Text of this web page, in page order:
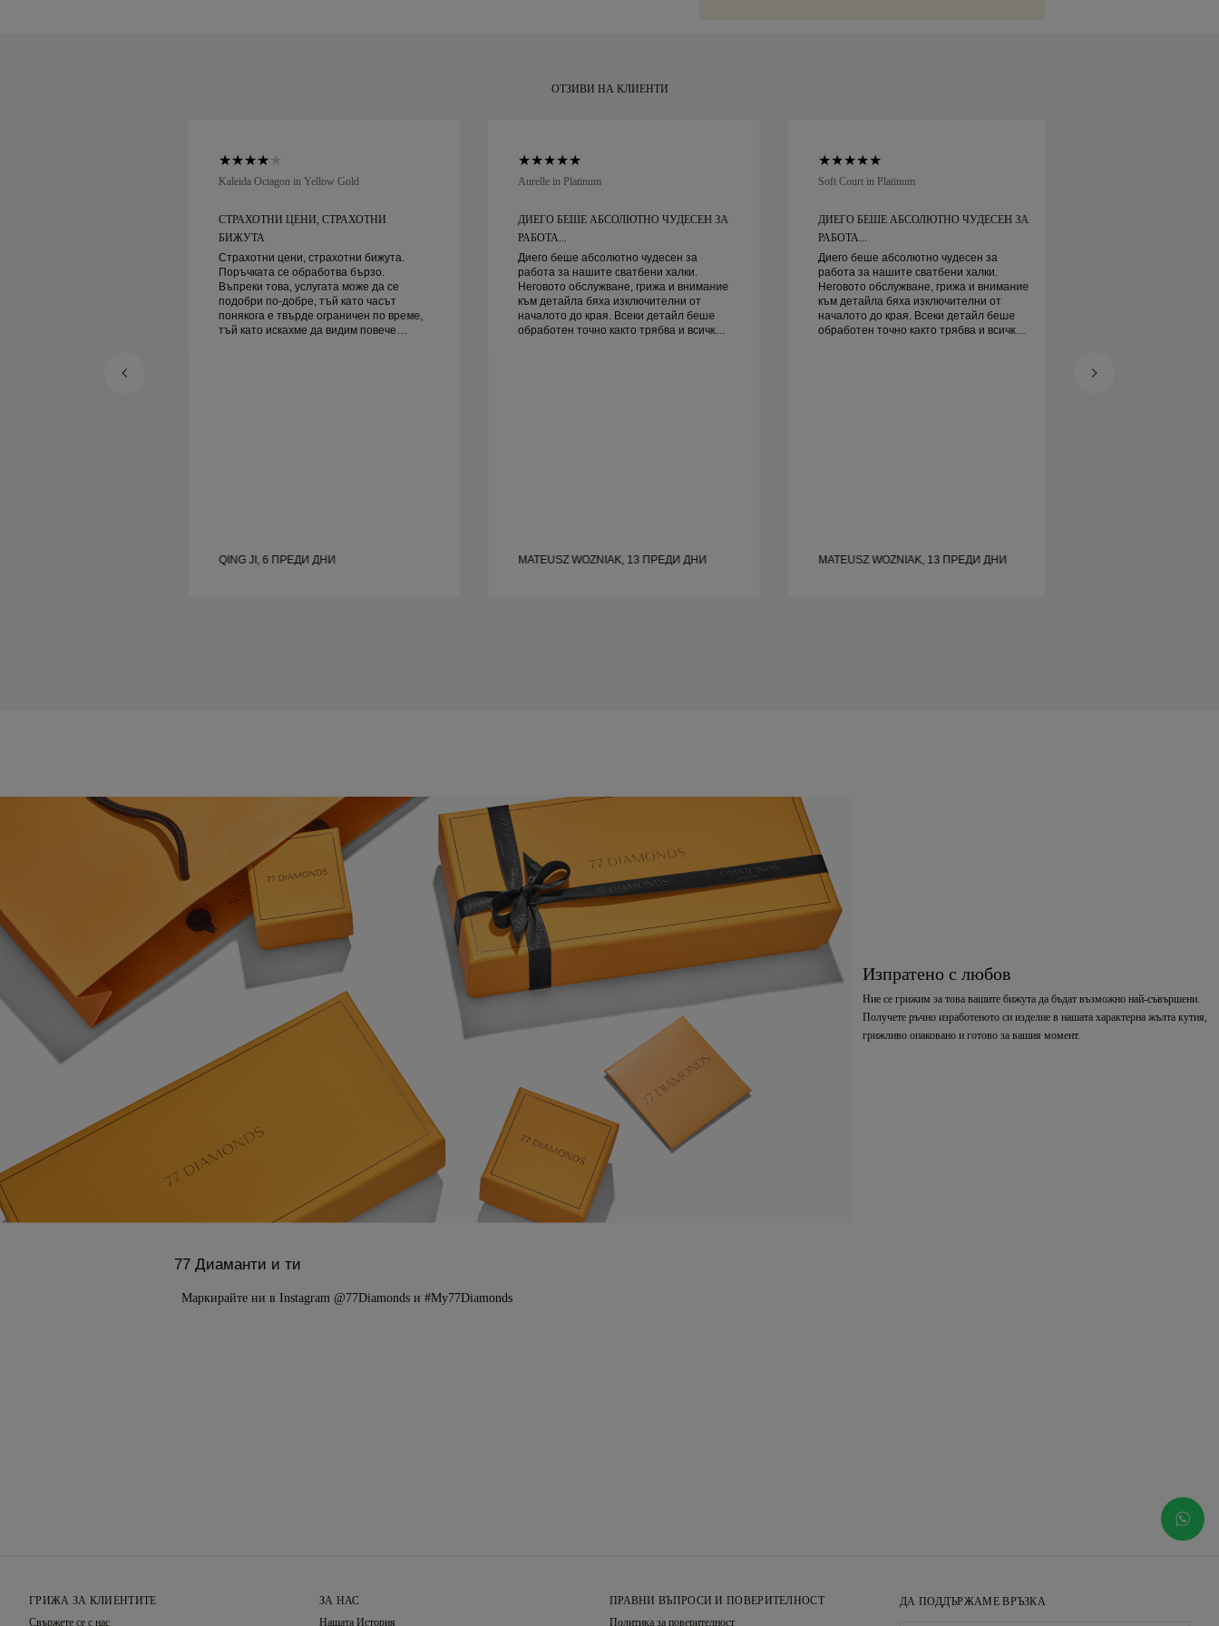
ОТЗИВИ НА КЛИЕНТИ
Kaleida Octagon in Yellow Gold
СТРАХОТНИ ЦЕНИ, СТРАХОТНИ
БИЖУТА
Страхотни цени, страхотни бижута.
Поръчката се обработва бързо.
Въпреки това, услугата може да се
подобри по-добре, тъй като часът
понякога е твърде ограничен по време,
тъй като искахме да видим повече
QING JI, 6 ПРЕДИ ДНИ
Aurelle in Platinum
ДИЕГО БЕШЕ АБСОЛЮТНО ЧУДЕСЕН ЗА
РАБОТА...
Диего беше абсолютно чудесен за
работа за нашите сватбени халки.
Неговото обслужване, грижа и внимание
към детайла бяха изключителни от
началото до края. Всеки детайл беше
обработен точно както трябва и всичко
MATEUSZ WOZNIAK, 13 ПРЕДИ ДНИ
Soft Court in Platinum
ДИЕГО БЕШЕ АБСОЛЮТНО ЧУДЕСЕН ЗА
РАБОТА...
Диего беше абсолютно чудесен за
работа за нашите сватбени халки.
Неговото обслужване, грижа и внимание
към детайла бяха изключителни от
началото до края. Всеки детайл беше
обработен точно както трябва и всичко
MATEUSZ WOZNIAK, 13 ПРЕДИ ДНИ
Изпратено с любов
Ние се грижим за това вашите бижута да бъдат възможно най-съвършени.
Получете ръчно изработеното си изделие в нашата характерна жълта кутия,
грижливо опаковано и готово за вашия момент.
77 Диаманти и ти
Маркирайте ни в Instagram @77Diamonds и #My77Diamonds
ДА ПОДДЪРЖАМЕ ВРЪЗКА
ГРИЖА ЗА КЛИЕНТИТЕ
Свържете се с нас
ЗА НАС
Нашата История
ПРАВНИ ВЪПРОСИ И ПОВЕРИТЕЛНОСТ
Политика за поверителност